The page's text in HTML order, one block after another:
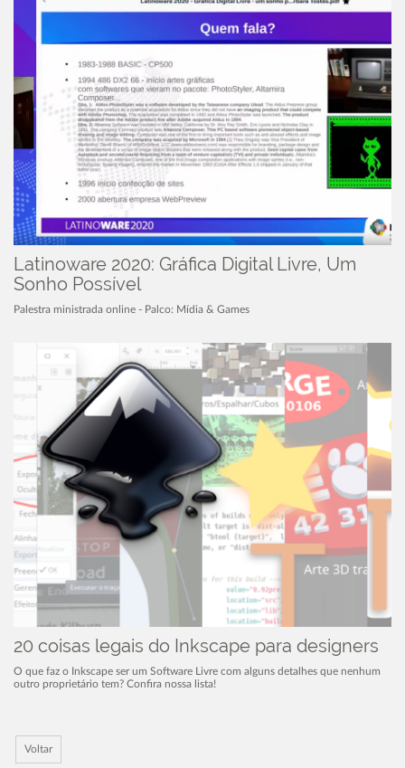
Latinoware 2020: Gráfica Digital Livre, Um
Sonho Possível
Palestra ministrada online - Palco: Mídia & Games
20 coisas legais do Inkscape para designers
O que faz o Inkscape ser um Software Livre com alguns detalhes que nenhum
outro proprietário tem? Confira nossa lista!
Voltar